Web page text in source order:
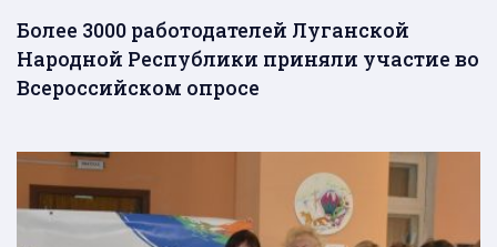
Более 3000 работодателей Луганской
Народной Республики приняли участие во
Всероссийском опросе